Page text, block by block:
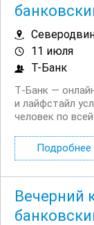
11 июля
Т-Банк
Т‑Банк —
и лайфстайл
человек по
будете делать:
депозитным
Подробнее
Вечерний